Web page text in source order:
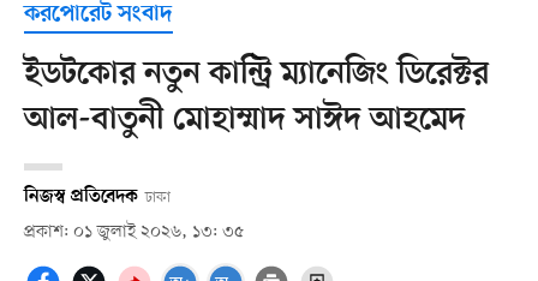
করপোরেট সংবাদ
ইডটকোর নতুন কান্ট্রি ম্যানেজিং ডিরেক্টর
আল-বাতুনী মোহাম্মাদ সাঈদ আহমেদ
নিজস্ব প্রতিবেদক ঢাকা
প্রকাশ: ০১ জুলাই ২০২৬, ১৩: ৩৫